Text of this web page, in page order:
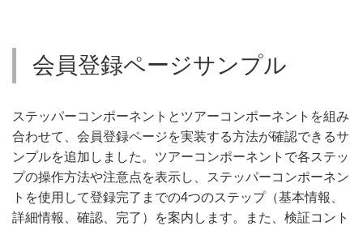
会員登録ページサンプル
ステッパーコンポーネントとツアーコンポーネントを組み
合わせて、会員登録ページを実装する方法が確認できるサ
ンプルを追加しました。ツアーコンポーネントで各ステッ
プの操作方法や注意点を表示し、ステッパーコンポーネン
トを使用して登録完了までの4つのステップ（基本情報、
詳細情報、確認、完了）を案内します。また、検証コント